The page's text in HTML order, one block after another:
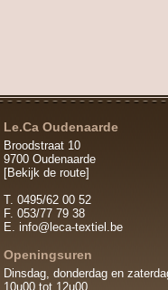
Le.Ca Oudenaarde
Broodstraat 10
9700 Oudenaarde
[Bekijk de route]
T. 0495/62 00 52
F. 053/77 79 38
E. info@leca-textiel.be
Openingsuren
Dinsdag, donderdag en
10u00 tot 12u00